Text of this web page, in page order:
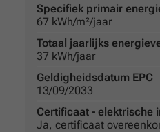
Specifiek primair
67 kWh/m²/jaar
Totaal jaarlijks
37 kWh/jaar
Geldigheidsdatum EPC
13/09/2033
Certificaat - elektrische
Ja, certificaat